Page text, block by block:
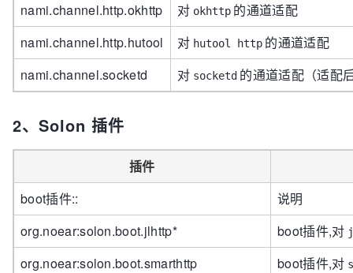
nami.channel.http.okhttp
对 okhttp 的通道适配
nami.channel.http.hutool
对 hutool http 的通道适配
nami.channel.socketd
对 socketd 的通道适配（适配
2、Solon 插件
插件
boot插件::
说明
org.noear:solon.boot.jlhttp*
boot插件,对
org.noear:solon.boot.smarthttp boot插件,对